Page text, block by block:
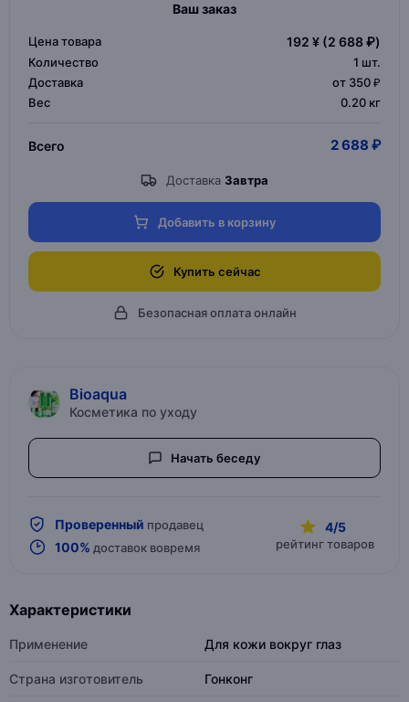
Ваш заказ
Цена товара 192 ¥ (2 688 ₽)
Количество 1 шт.
Доставка
от 350 ₽
Вес
0.20 кг
Всего 2 688 ₽
Доставка Завтра
Добавить в корзину
Купить сейчас
Безопасная оплата онлайн
Bioaqua
Косметика по уходу
Начать беседу
Проверенный продавец
100% доставок вовремя
4/5
рейтинг товаров
Характеристики
Применение Для кожи вокруг глаз
Страна изготовитель Гонконг